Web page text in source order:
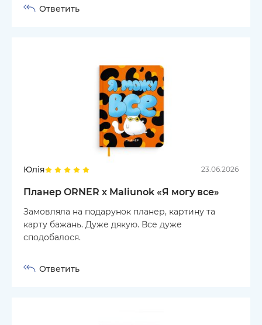
Ответить
Юлія 23.06.2026
Планер ORNER x Maliunok «Я могу все»
Замовляла на подарунок планер, картину та
карту бажань. Дуже дякую. Все дуже
сподобалося.
Ответить